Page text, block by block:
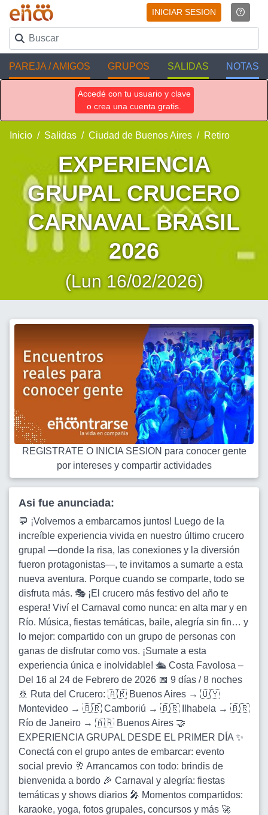
INICIAR SESION
PAREJA / AMIGOS GRUPOS SALIDAS NOTAS
Accedé con tu usuario y clave
o crea una cuenta gratis.
Inicio Salidas Ciudad de Buenos Aires Retiro
EXPERIENCIA
GRUPAL CRUCERO
CARNAVAL BRASIL
2026
(Lun 16/02/2026)
REGISTRATE O INICIA SESION para conocer gente
por intereses y compartir actividades
Asi fue anunciada:
💬 ¡Volvemos a embarcarnos juntos! Luego de la
increíble experiencia vivida en nuestro último crucero
grupal —donde la risa, las conexiones y la diversión
fueron protagonistas—, te invitamos a sumarte a esta
nueva aventura. Porque cuando se comparte, todo se
disfruta más. 🎭 ¡El crucero más festivo del año te
espera! Viví el Carnaval como nunca: en alta mar y en
Río. Música, fiestas temáticas, baile, alegría sin fin… y
lo mejor: compartido con un grupo de personas con
ganas de disfrutar como vos. ¡Sumate a esta
experiencia única e inolvidable! 🛳️ Costa Favolosa –
Del 16 al 24 de Febrero de 2026 📅 9 días / 8 noches
🚢 Ruta del Crucero: 🇦🇷 Buenos Aires → 🇺🇾
Montevideo → 🇧🇷 Camboriú → 🇧🇷 Ilhabela → 🇧🇷
Río de Janeiro → 🇦🇷 Buenos Aires 🤝
EXPERIENCIA GRUPAL DESDE EL PRIMER DÍA ✨
Conectá con el grupo antes de embarcar: evento
social previo 🥂 Arrancamos con todo: brindis de
bienvenida a bordo 🎉 Carnaval y alegría: fiestas
temáticas y shows diarios 🎤 Momentos compartidos:
karaoke, yoga, fotos grupales, concursos y más 🚀